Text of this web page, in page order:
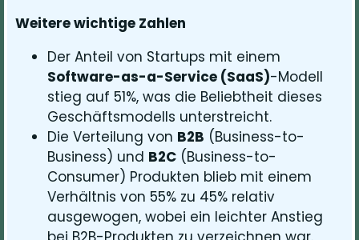
Weitere wichtige Zahlen
Der Anteil von Startups mit einem
Software-as-a-Service (SaaS)-Modell
stieg auf 51%, was die Beliebtheit dieses
Geschäftsmodells unterstreicht.
Die Verteilung von B2B (Business-to-
Business) und B2C (Business-to-
Consumer) Produkten blieb mit einem
Verhältnis von 55% zu 45% relativ
ausgewogen, wobei ein leichter Anstieg